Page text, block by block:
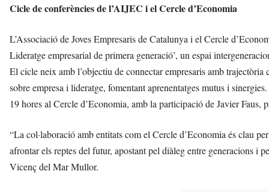
Cicle de conferències de l’AIJEC i el Cercle d’Economia
L’Associació de Joves Empresaris de Catalunya i el Cercle
Lideratge empresarial de primera generació’, un espai
El cicle neix amb l’objectiu de connectar empresaris amb
sobre empresa i lideratge, fomentant aprenentatges mutus i
19 hores al Cercle d’Economia, amb la participació de Javier
“La col·laboració amb entitats com el Cercle d’Economia és clau
afrontar els reptes del futur, apostant pel diàleg entre generacions i
Vicenç del Mar Mullor.